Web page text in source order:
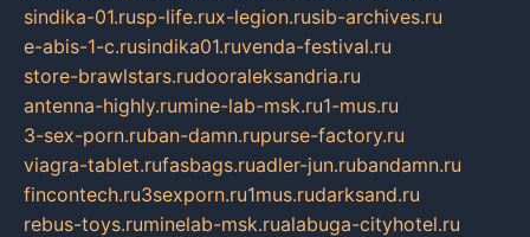
sindika-01.rusp-life.rux-legion.rusib-archives.ru
e-abis-1-c.rusindika01.ruvenda-festival.ru
store-brawlstars.rudooraleksandria.ru
antenna-highly.rumine-lab-msk.ru1-mus.ru
3-sex-porn.ruban-damn.rupurse-factory.ru
viagra-tablet.rufasbags.ruadler-jun.rubandamn.ru
fincontech.ru3sexporn.ru1mus.rudarksand.ru
rebus-toys.ruminelab-msk.rualabuga-cityhotel.ru